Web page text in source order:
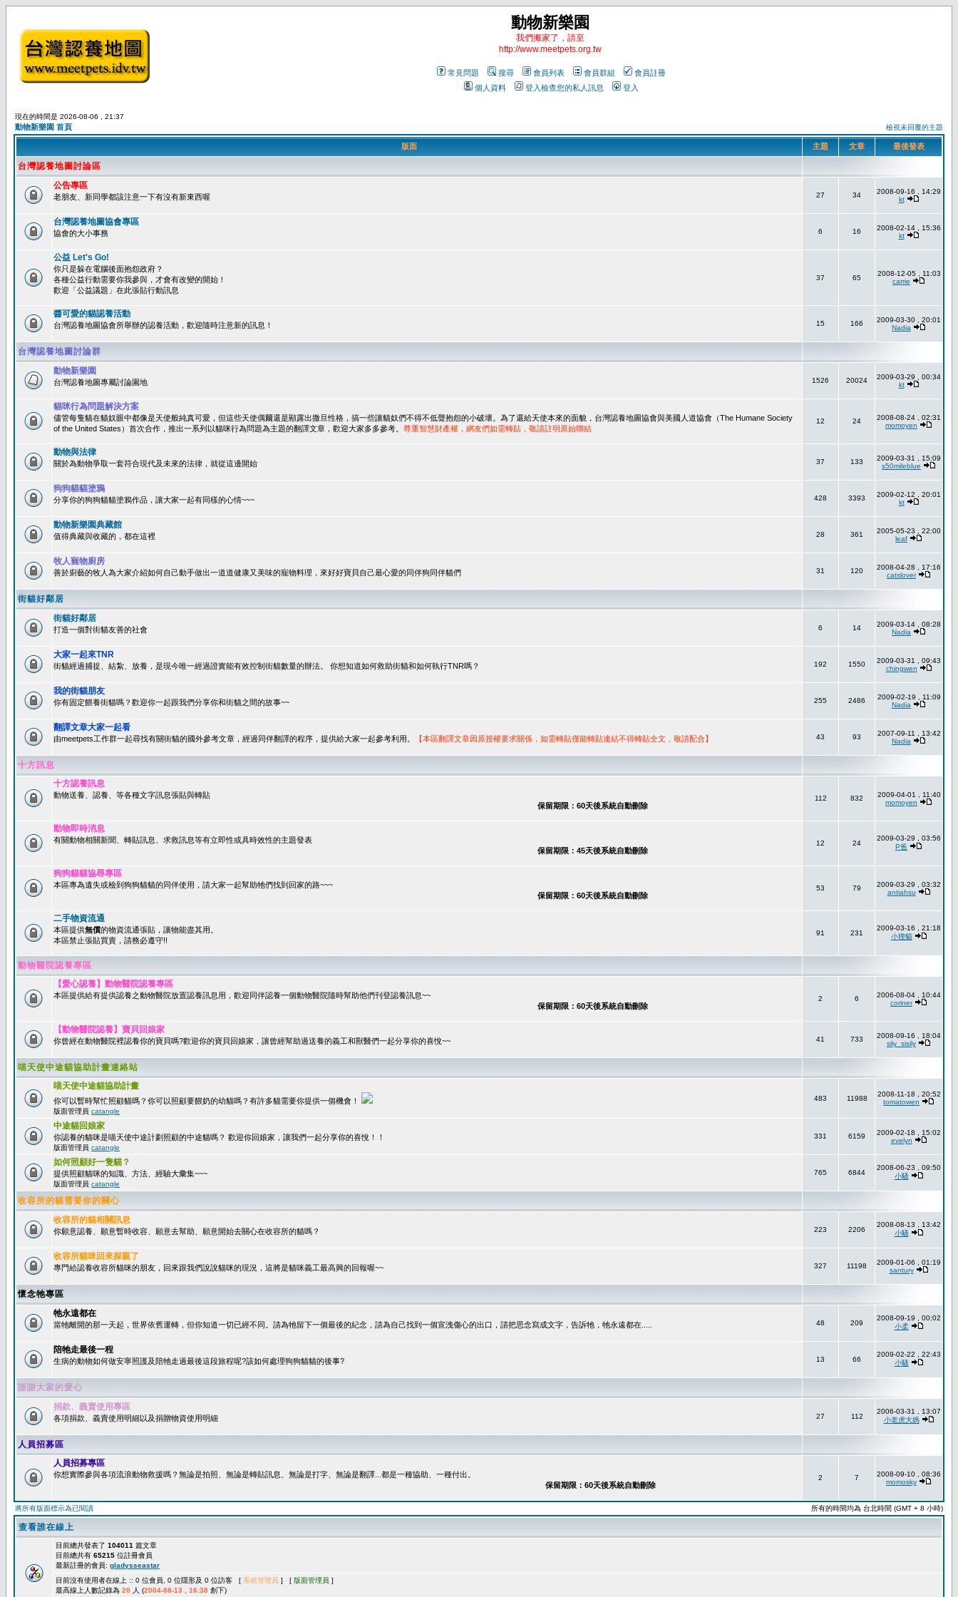
動物新樂園
我們搬家了，請至
http://www.meetpets.org.tw
常見問題 搜尋 會員列表 會員群組
會員註冊
個人資料
登入檢查您的私人訊息 登入
現在的時間是 2026-08-06 , 21:37
動物新樂園 首頁 檢視未回覆的主題
版面 主題 文章 最後發表
台灣認養地圖討論區
公告專區
老朋友、新同學都該注意一下有沒有新東西喔 27 34
2008-09-16 , 14:29
kt
台灣認養地圖協會專區
協會的大小事務 6 16
2008-02-14 , 15:36
kt
公益 Let's Go!
你只是躲在電腦後面抱怨政府？
各種公益行動需要你我參與，才會有改變的開始！
歡迎「公益議題」在此張貼行動訊息
37 65
2008-12-05 , 11:03
carrie
醬可愛的貓認養活動
台灣認養地圖協會所舉辦的認養活動，歡迎隨時注意新的訊息！ 15 166
2009-03-30 , 20:01
Nadia
台灣認養地圖討論群
動物新樂園
台灣認養地圖專屬討論園地 1526 20024
2009-03-29 , 00:34
kt
貓咪行為問題解決方案
儘管每隻貓在貓奴眼中都像是天使般純真可愛，但這些天使偶爾還是顯露出撒旦性格，搞一些讓貓奴們不得不低聲抱怨的小破壞。為了還給天使本來的面貌，台灣認養地圖協會與美國人道協會（The Humane Society
of the United States）首次合作，推出一系列以貓咪行為問題為主題的翻譯文章，歡迎大家多多參考。 尊重智慧財產權，網友們如需轉貼，敬請註明原始聯結
12 24
2008-08-24 , 02:31
momoyen
動物與法律
關於為動物爭取一套符合現代及未來的法律，就從這邊開始 37 133
2009-03-31 , 15:09
s50mileblue
狗狗貓貓塗鴉
分享你的狗狗貓貓塗鴉作品，讓大家一起有同樣的心情~~~ 428 3393
2009-02-12 , 20:01
kt
動物新樂園典藏館
值得典藏與收藏的，都在這裡 28 361
2005-05-23 , 22:00
leaf
牧人寵物廚房
善於廚藝的牧人為大家介紹如何自己動手做出一道道健康又美味的寵物料理，來好好寶貝自己最心愛的同伴狗同伴貓們 31 120
2008-04-28 , 17:16
catslover
街貓好鄰居
街貓好鄰居
打造一個對街貓友善的社會 6 14
2009-03-14 , 08:28
Nadia
大家一起來TNR
街貓經過捕捉、結紮、放養，是現今唯一經過證實能有效控制街貓數量的辦法。 你想知道如何救助街貓和如何執行TNR嗎？ 192 1550
2009-03-31 , 09:43
chingwen
我的街貓朋友
你有固定餵養街貓嗎？歡迎你一起跟我們分享你和街貓之間的故事~~ 255 2486
2009-02-19 , 11:09
Nadia
翻譯文章大家一起看
由meetpets工作群一起尋找有關街貓的國外參考文章，經過同伴翻譯的程序，提供給大家一起參考利用。 【本區翻譯文章因原授權要求關係，如需轉貼僅能轉貼連結不得轉貼全文，敬請配合】 43 93
2007-09-11 , 13:42
Nadia
十方訊息
十方認養訊息
動物送養、認養、等各種文字訊息張貼與轉貼
保留期限：60天後系統自動刪除
112 832
2009-04-01 , 11:40
momoyen
動物即時消息
有關動物相關新聞、轉貼訊息、求救訊息等有立即性或具時效性的主題發表
保留期限：45天後系統自動刪除
12 24
2009-03-29 , 03:56
P爸
狗狗貓貓協尋專區
本區專為遺失或檢到狗狗貓貓的同伴使用，請大家一起幫助牠們找到回家的路~~~
保留期限：60天後系統自動刪除
53 79
2009-03-29 , 03:32
antiahsu
二手物資流通
本區提供無償的物資流通張貼，讓物能盡其用。
本區禁止張貼買賣，請務必遵守!!
91 231
2009-03-16 , 21:18
小狸貓
動物醫院認養專區
【愛心認養】動物醫院認養專區
本區提供給有提供認養之動物醫院放置認養訊息用，歡迎同伴認養一個動物醫院隨時幫助他們刊登認養訊息~~
保留期限：60天後系統自動刪除
2 6
2006-08-04 , 10:44
coriner
【動物醫院認養】寶貝回娘家
你曾經在動物醫院裡認養你的寶貝嗎?歡迎你的寶貝回娘家，讓曾經幫助過送養的義工和獸醫們一起分享你的喜悅~~ 41 733
2008-09-16 , 18:04
sily_sisily
喵天使中途貓協助計畫連絡站
喵天使中途貓協助計畫
你可以暫時幫忙照顧貓嗎？你可以照顧要餵奶的幼貓嗎？有許多貓需要你提供一個機會！
版面管理員 catangle
483 11988
2008-11-18 , 20:52
tomatowen
中途貓回娘家
你認養的貓咪是喵天使中途計劃照顧的中途貓嗎？ 歡迎你回娘家，讓我們一起分享你的喜悅！！
版面管理員 catangle
331 6159
2009-02-18 , 15:02
evelyn
如何照顧好一隻貓？
提供照顧貓咪的知識、方法、經驗大彙集~~~
版面管理員 catangle
765 6844
2008-06-23 , 09:50
小騷
收容所的貓需要你的關心
收容所的貓相關訊息
你願意認養、願意暫時收容、願意去幫助、願意開始去關心在收容所的貓嗎？ 223 2206
2008-08-13 , 13:42
小騷
收容所貓咪回來探親了
專門給認養收容所貓咪的朋友，回來跟我們說說貓咪的現況，這將是貓咪義工最高興的回報喔~~ 327 11198
2009-01-06 , 01:19
santury
懷念牠專區
牠永遠都在
當牠離開的那一天起，世界依舊運轉，但你知道一切已經不同。請為牠留下一個最後的紀念，請為自己找到一個宣洩傷心的出口，請把思念寫成文字，告訴牠，牠永遠都在..... 48 209
2008-09-19 , 00:02
小柔
陪牠走最後一程
生病的動物如何做安寧照護及陪牠走過最後這段旅程呢?該如何處理狗狗貓貓的後事? 13 66
2009-02-22 , 22:43
小騷
謝謝大家的愛心
捐款、義賣使用專區
各項捐款、義賣使用明細以及捐贈物資使用明細 27 112
2006-03-31 , 13:07
小老虎大媽
人員招募區
人員招募專區
你想實際參與各項流浪動物救援嗎？無論是拍照、無論是轉貼訊息、無論是打字、無論是翻譯...都是一種協助、一種付出。
保留期限：60天後系統自動刪除
2 7
2008-09-10 , 08:36
momosky
將所有版面標示為已閱讀 所有的時間均為 台北時間 (GMT + 8 小時)
查看誰在線上
目前總共發表了 104011 篇文章
目前總共有 65215 位註冊會員
最新註冊的會員: gladysseastar
目前沒有使用者在線上 :: 0 位會員, 0 位隱形及 0 位訪客 [ 系統管理員 ] [ 版面管理員 ]
最高線上人數記錄為 20 人 (2004-08-13 , 16:38 創下)